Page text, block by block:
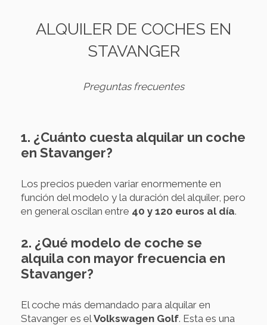
ALQUILER DE COCHES EN
STAVANGER
Preguntas frecuentes
1. ¿Cuánto cuesta alquilar un coche
en Stavanger?
Los precios pueden variar enormemente en
función del modelo y la duración del alquiler, pero
en general oscilan entre 40 y 120 euros al día.
2. ¿Qué modelo de coche se
alquila con mayor frecuencia en
Stavanger?
El coche más demandado para alquilar en
Stavanger es el Volkswagen Golf. Esta es una